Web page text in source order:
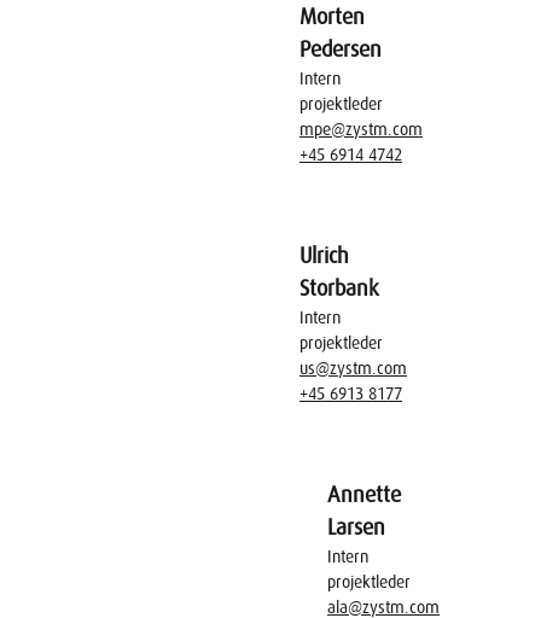
Morten
Pedersen
Intern
projektleder
mpe@zystm.com
+45 6914 4742
Ulrich
Storbank
Intern
projektleder
us@zystm.com
+45 6913 8177
Annette
Larsen
Intern
projektleder
ala@zystm.com